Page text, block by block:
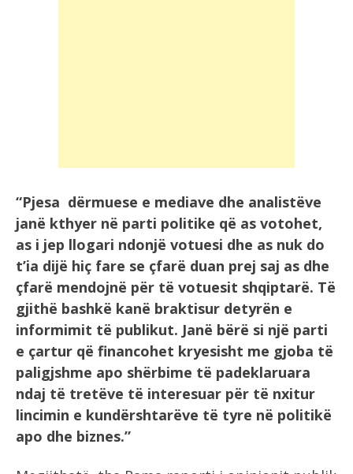
“Pjesa dërmuese e mediave dhe analistëve
janë kthyer në parti politike që as votohet,
as i jep llogari ndonjë votuesi dhe as nuk do
t’ia dijë hiç fare se çfarë duan prej saj as dhe
çfarë mendojnë për të votuesit shqiptarë. Të
gjithë bashkë kanë braktisur detyrën e
informimit të publikut. Janë bërë si një parti
e çartur që financohet kryesisht me gjoba të
paligjshme apo shërbime të padeklaruara
ndaj të tretëve të interesuar për të nxitur
lincimin e kundërshtarëve të tyre në politikë
apo dhe biznes.”